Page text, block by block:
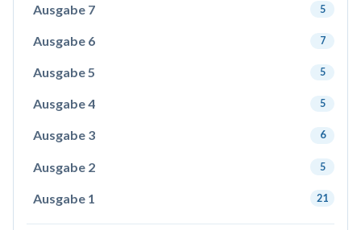
Ausgabe 7 5
Ausgabe 6 7
Ausgabe 5 5
Ausgabe 4 5
Ausgabe 3 6
Ausgabe 2 5
Ausgabe 1 21